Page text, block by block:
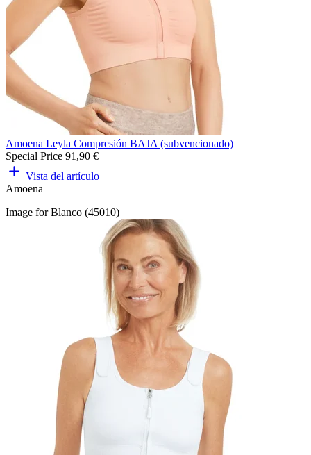
Amoena Leyla Compresión BAJA (subvencionado)
Special Price 91,90 €
Vista del artículo
Amoena
Image for Blanco (45010)